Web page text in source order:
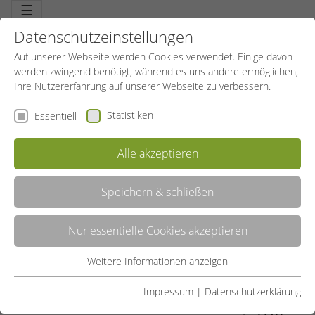
☰
SCHWIMMKURSE
Freiheit und Sicherheit. Schwimmen können, ein erstes großes Ziel
für Kinder. Schwimmen können ist auch Sicherheit. Für Kinder und
Eltern. Die Eintrittskarte in die bunte tolle Welt des Wassers. Im
Wasser zu toben und zu schwimmen macht Spaß, Schwimmen ist
Freizeit und ein bisschen Freiheit.
Datenschutzeinstellungen
Auf unserer Webseite werden Cookies verwendet. Einige davon
werden zwingend benötigt, während es uns andere ermöglichen,
Ihre Nutzererfahrung auf unserer Webseite zu verbessern.
Essentiell Statistiken
Alle akzeptieren
Speichern & schließen
Nur essentielle Cookies akzeptieren
Essentielle Cookies werden für grundlegende Funktionen der
Weitere Informationen anzeigen
Impressum | Datenschutzerklärung